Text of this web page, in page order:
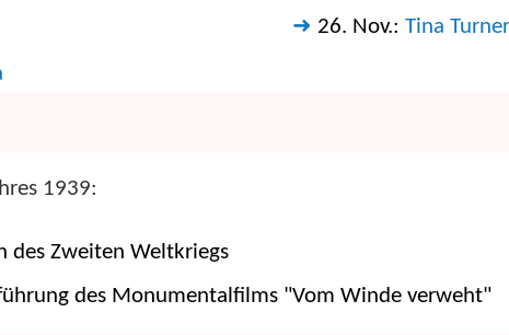
26. Nov.: Tina Turner
1939:
des Zweiten Weltkriegs
des Monumentalfilms "Vom Winde verweht"